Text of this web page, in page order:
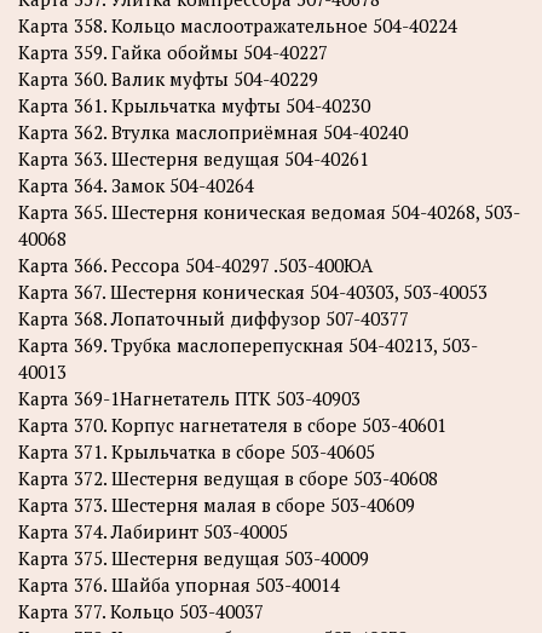
Карта 358. Кольцо маслоотражательное 504-40224
Карта 359. Гайка обоймы 504-40227
Карта 360. Валик муфты 504-40229
Карта 361. Крыльчатка муфты 504-40230
Карта 362. Втулка маслоприёмная 504-40240
Карта 363. Шестерня ведущая 504-40261
Карта 364. Замок 504-40264
Карта 365. Шестерня коническая ведомая 504-40268, 503-
40068
Карта 366. Рессора 504-40297 .503-400ЮА
Карта 367. Шестерня коническая 504-40303, 503-40053
Карта 368. Лопаточный диффузор 507-40377
Карта 369. Трубка маслоперепускная 504-40213, 503-
40013
Карта 369-1Нагнетатель ПТК 503-40903
Карта 370. Корпус нагнетателя в сборе 503-40601
Карта 371. Крыльчатка в сборе 503-40605
Карта 372. Шестерня ведущая в сборе 503-40608
Карта 373. Шестерня малая в сборе 503-40609
Карта 374. Лабиринт 503-40005
Карта 375. Шестерня ведущая 503-40009
Карта 376. Шайба упорная 503-40014
Карта 377. Кольцо 503-40037